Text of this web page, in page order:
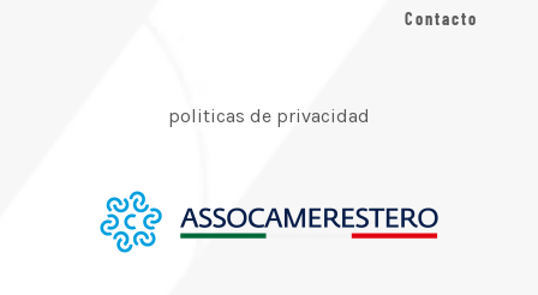
Contacto
politicas de privacidad